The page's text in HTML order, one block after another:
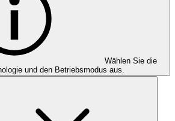
Wählen Sie die
und den Betriebsmodus aus.